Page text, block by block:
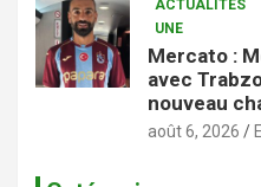
ACTUALITÉS
UNE
Mercato :
avec
nouveau
août 6, 2026